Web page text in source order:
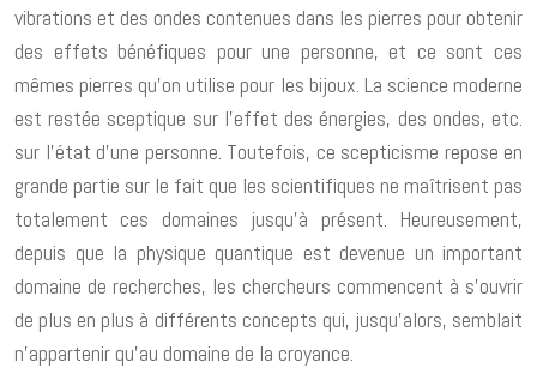
vibrations et des ondes contenues dans les pierres pour obtenir
des effets bénéfiques pour une personne, et ce sont ces
mêmes pierres qu’on utilise pour les bijoux. La science moderne
est restée sceptique sur l’effet des énergies, des ondes, etc.
sur l’état d’une personne. Toutefois, ce scepticisme repose en
grande partie sur le fait que les scientifiques ne maîtrisent pas
totalement ces domaines jusqu’à présent. Heureusement,
depuis que la physique quantique est devenue un important
domaine de recherches, les chercheurs commencent à s’ouvrir
de plus en plus à différents concepts qui, jusqu’alors, semblait
n’appartenir qu’au domaine de la croyance.